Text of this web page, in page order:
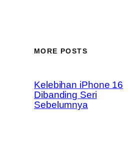
MORE POSTS
Kelebihan iPhone 16
Dibanding Seri
Sebelumnya